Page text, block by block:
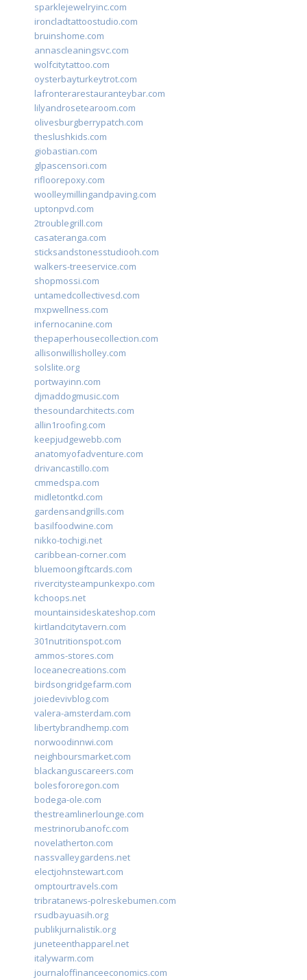
sparklejewelryinc.com
ironcladtattoostudio.com
bruinshome.com
annascleaningsvc.com
wolfcitytattoo.com
oysterbayturkeytrot.com
lafronterarestauranteybar.com
lilyandrosetearoom.com
olivesburgberrypatch.com
theslushkids.com
giobastian.com
glpascensori.com
rifloorepoxy.com
woolleymillingandpaving.com
uptonpvd.com
2troublegrill.com
casateranga.com
sticksandstonesstudiooh.com
walkers-treeservice.com
shopmossi.com
untamedcollectivesd.com
mxpwellness.com
infernocanine.com
thepaperhousecollection.com
allisonwillisholley.com
solslite.org
portwayinn.com
djmaddogmusic.com
thesoundarchitects.com
allin1roofing.com
keepjudgewebb.com
anatomyofadventure.com
drivancastillo.com
cmmedspa.com
midletontkd.com
gardensandgrills.com
basilfoodwine.com
nikko-tochigi.net
caribbean-corner.com
bluemoongiftcards.com
rivercitysteampunkexpo.com
kchoops.net
mountainsideskateshop.com
kirtlandcitytavern.com
301nutritionspot.com
ammos-stores.com
loceanecreations.com
birdsongridgefarm.com
joiedevivblog.com
valera-amsterdam.com
libertybrandhemp.com
norwoodinnwi.com
neighboursmarket.com
blackanguscareers.com
bolesfororegon.com
bodega-ole.com
thestreamlinerlounge.com
mestrinorubanofc.com
novelatherton.com
nassvalleygardens.net
electjohnstewart.com
omptourtravels.com
tribratanews-polreskebumen.com
rsudbayuasih.org
publikjurnalistik.org
juneteenthapparel.net
italywarm.com
journaloffinanceeconomics.com